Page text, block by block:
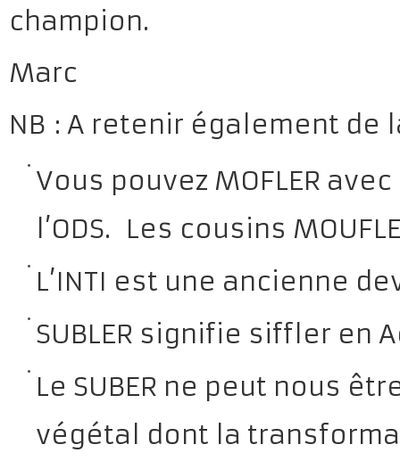
champion.
Marc
NB : A retenir également de
Vous pouvez MOFLER avec
l’ODS. Les cousins
L’INTI est une ancienne
SUBLER signifie siffler en
Le SUBER ne peut nous
végétal dont la